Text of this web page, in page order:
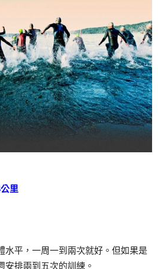
里
水平，一周一到兩次就好。但如果是
安排兩到五次的訓練。